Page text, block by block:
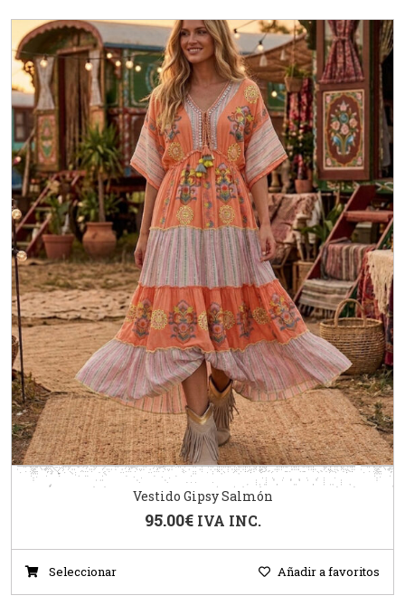
Vestido Gipsy Salmón
95.00€ IVA INC.
Seleccionar Añadir a favoritos